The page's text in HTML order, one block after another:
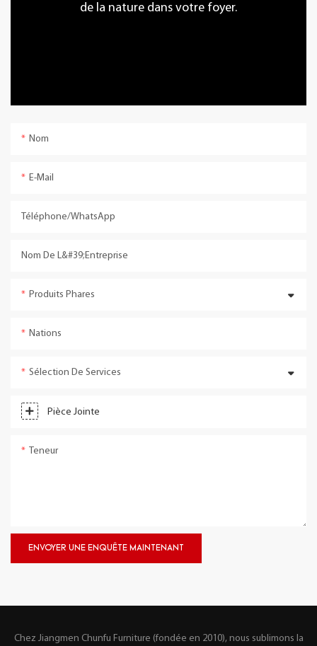
de la nature dans votre foyer.
Nom
E-Mail
Téléphone/WhatsApp
Nom De L&#39;entreprise
Produits Phares
Nations
Sélection De Services
Pièce Jointe
Teneur
ENVOYER UNE ENQUÊTE MAINTENANT
Chez Jiangmen Chunfu Furniture (fondée en 2010), nous sublimons la